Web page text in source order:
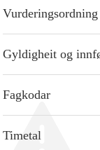
Vurderingsordning
Gyldigheit og
Fagkodar
Timetal